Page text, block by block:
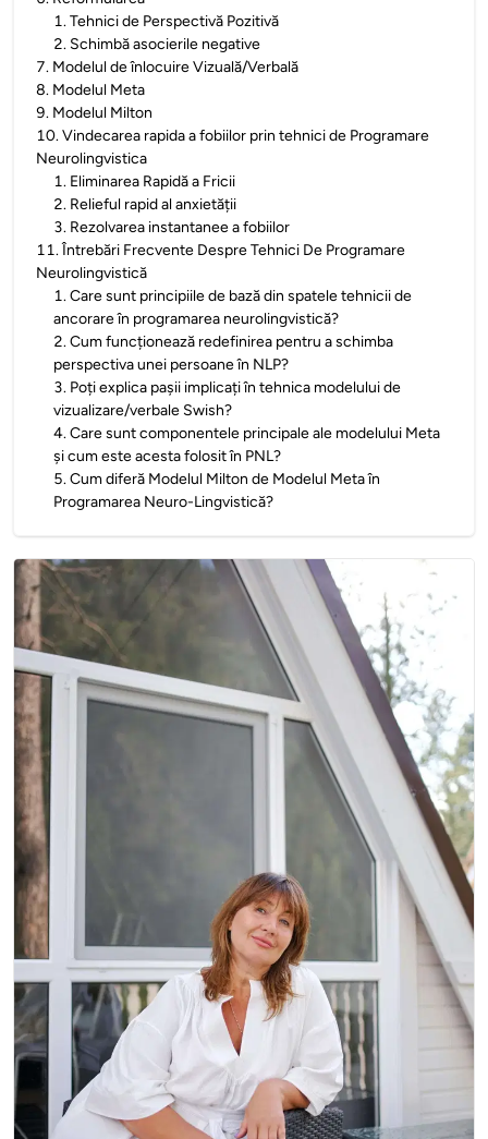
1.Tehnici de Perspectivă Pozitivă
2. Schimbă asocierile negative
7. Modelul de înlocuire Vizuală/Verbală
8. Modelul Meta
9. Modelul Milton
10.Vindecarea rapida a fobiilor prin tehnici de Programare
Neurolingvistica
1. Eliminarea Rapidă a Fricii
2. Relieful rapid al anxietății
3. Rezolvarea instantanee a fobiilor
11.Întrebări Frecvente Despre Tehnici De Programare
Neurolingvistică
1.Care sunt principiile de bază din spatele tehnicii de
ancorare în programarea neurolingvistică?
2.Cum funcționează redefinirea pentru a schimba
perspectiva unei persoane în NLP?
3. Poți explica pașii implicați în tehnica modelului de
vizualizare/verbale Swish?
4.Care sunt componentele principale ale modelului Meta
și cum este acesta folosit în PNL?
5.Cum diferă Modelul Milton de Modelul Meta în
Programarea Neuro-Lingvistică?